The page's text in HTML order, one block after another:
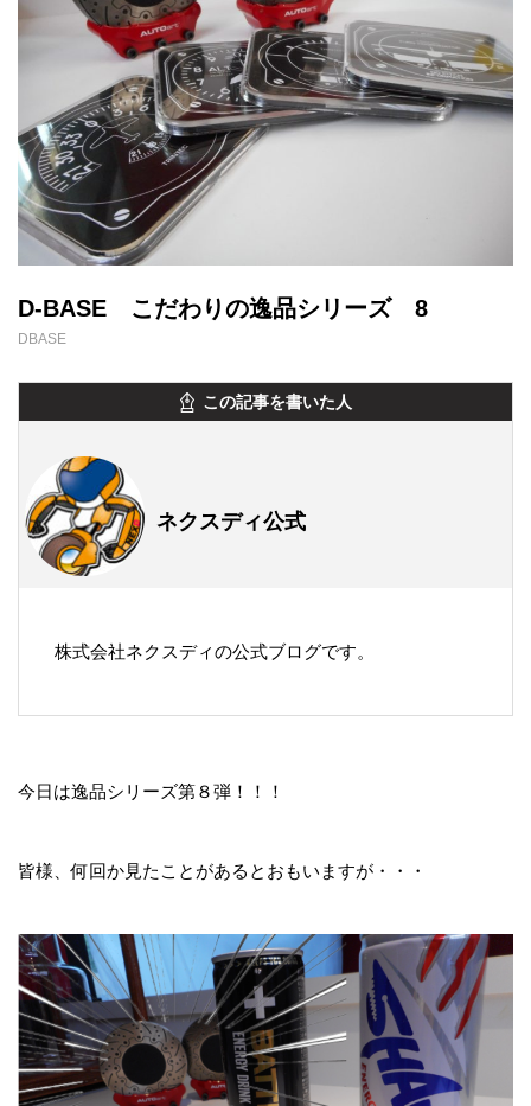
D-BASE こだわりの逸品シリーズ 8
DBASE
この記事を書いた人
ネクスディ公式
株式会社ネクスディの公式ブログです。
今日は逸品シリーズ第８弾！！！
皆様、何回か見たことがあるとおもいますが・・・